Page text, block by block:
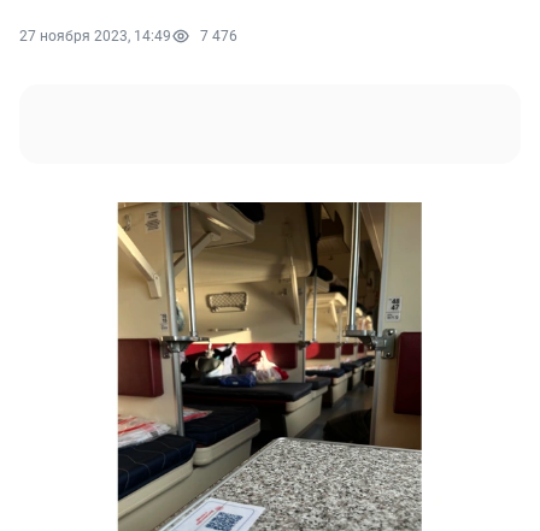
27 ноября 2023, 14:49 7 476